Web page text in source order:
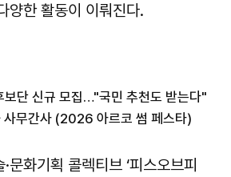
양한 활동이 이뤄진다.
보단 신규 모집…"국민 추천도 받는다"
사무간사 (2026 아르코 썸 페스타)
문화기획 콜렉티브 ‘피스오브피